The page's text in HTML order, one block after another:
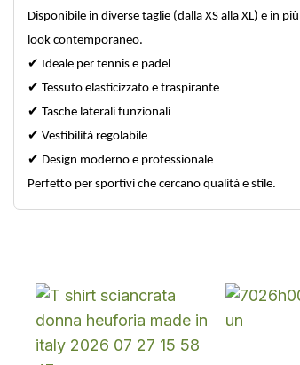
Disponibile in diverse taglie (dalla XS alla XL) e in
look contemporaneo.
✔ Ideale per tennis e padel
✔ Tessuto elasticizzato e traspirante
✔ Tasche laterali funzionali
✔ Vestibilità regolabile
✔ Design moderno e professionale
Perfetto per sportivi che cercano qualità e stile.